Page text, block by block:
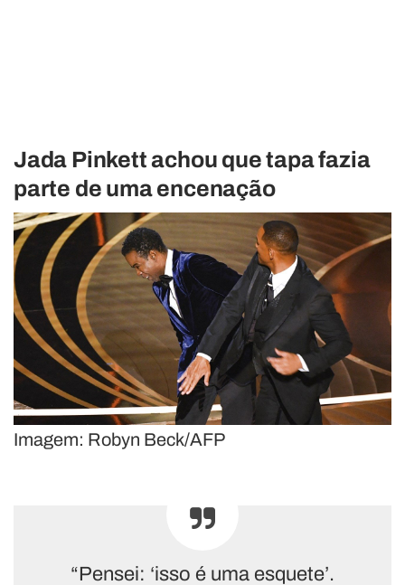
Jada Pinkett achou que tapa fazia
parte de uma encenação
Imagem: Robyn Beck/AFP
“Pensei: ‘isso é uma esquete’.